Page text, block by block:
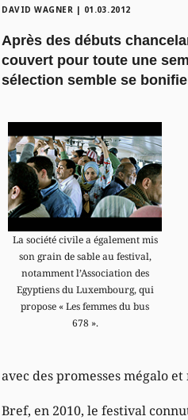
DAVID WAGNER | 01.03.2012
Après des débuts
couvert pour toute une
sélection semble se
La société civile a également mis
son grain de sable au festival,
notamment l’Association des
Egyptiens du Luxembourg, qui
propose « Les femmes du bus
678 ».
avec des promesses mégalo
Bref, en 2010, le festival